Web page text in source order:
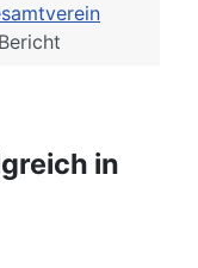
Bericht
in